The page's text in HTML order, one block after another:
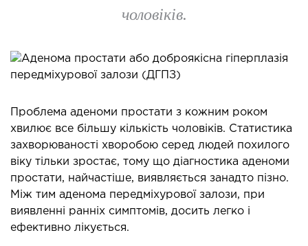
ХІРУРГІЯ
в онкології
в хірургії
ТА ОНКОХІРУРГІЯ
і хвороби молочної залози
та онкохірургія
чоловіків.
Проблема аденоми простати з кожним роком
хвилює все більшу кількість чоловіків. Статистика
захворюваності хворобою серед людей похилого
віку тільки зростає, тому що діагностика аденоми
простати, найчастіше, виявляється занадто пізно.
Між тим аденома передміхурової залози, при
виявленні ранніх симптомів, досить легко і
ефективно лікується.